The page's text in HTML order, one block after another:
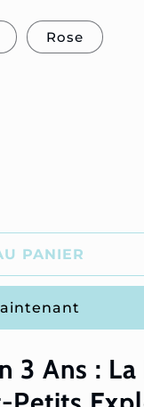
Rose
PANIER
3 Ans :